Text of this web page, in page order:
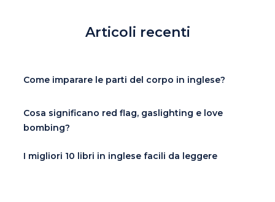
Articoli recenti
Come imparare le parti del corpo in inglese?
Cosa significano red flag, gaslighting e love
bombing?
I migliori 10 libri in inglese facili da leggere